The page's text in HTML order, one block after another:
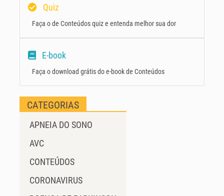
Quiz
Faça o de Conteúdos quiz e entenda melhor sua dor
E-book
Faça o download grátis do e-book de Conteúdos
CATEGORIAS
APNEIA DO SONO
AVC
CONTEÚDOS
CORONAVIRUS